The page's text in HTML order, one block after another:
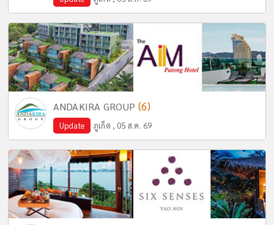
ANDAKIRA GROUP (6)
Update ภูเก็ต , 05 ส.ค. 69